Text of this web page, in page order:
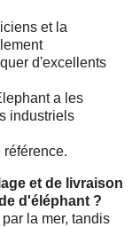
et la
d'excellents
a les
industriels
et de livraison
d'éléphant ?
la mer, tandis